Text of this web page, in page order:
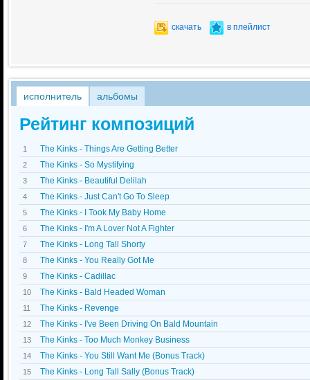
скачать в плейлист
исполнитель альбомы
Рейтинг композиций
1 The Kinks - Things Are Getting Better
2 The Kinks - So Mystifying
3 The Kinks - Beautiful Delilah
4 The Kinks - Just Can't Go To Sleep
5 The Kinks - I Took My Baby Home
6 The Kinks - I'm A Lover Not A Fighter
7 The Kinks - Long Tall Shorty
8 The Kinks - You Really Got Me
9 The Kinks - Cadillac
10 The Kinks - Bald Headed Woman
11 The Kinks - Revenge
12 The Kinks - I've Been Driving On Bald Mountain
13 The Kinks - Too Much Monkey Business
14 The Kinks - You Still Want Me (Bonus Track)
15 The Kinks - Long Tall Sally (Bonus Track)